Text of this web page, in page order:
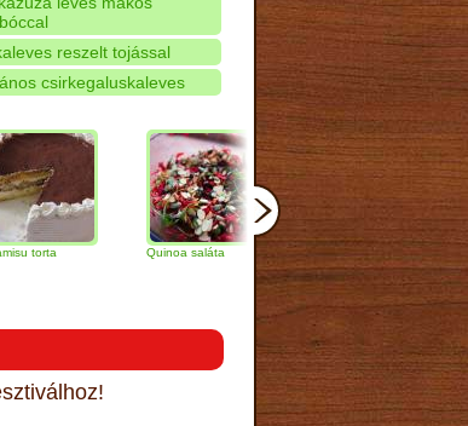
reszelt tojással
csirkegaluskaleves
Quinoa saláta Mandulás kifli
narancs